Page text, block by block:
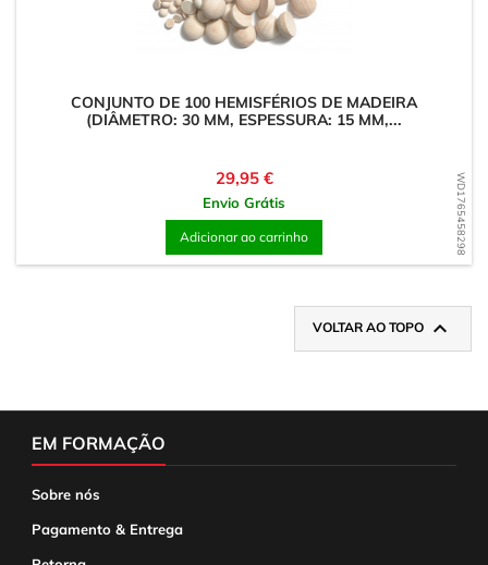
WD1765458298
CONJUNTO DE 100 HEMISFÉRIOS DE MADEIRA
(DIÂMETRO: 30 MM, ESPESSURA: 15 MM,...
Preço
29,95 €
Envio Grátis
Adicionar ao carrinho
VOLTAR AO TOPO 
EM FORMAÇÃO
Sobre nós
Pagamento & Entrega